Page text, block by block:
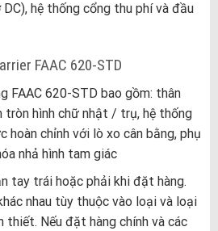
hệ thống cổng thu phí và đầu
FAAC 620-STD
FAAC 620-STD bao gồm: thân
tròn hình chữ nhật / trụ, hệ thống
hoàn chỉnh với lò xo cân bằng, phụ
nhả hình tam giác
tay trái hoặc phải khi đặt hàng.
nhau tùy thuộc vào loại và loại
thiết. Nếu đặt hàng chính và các